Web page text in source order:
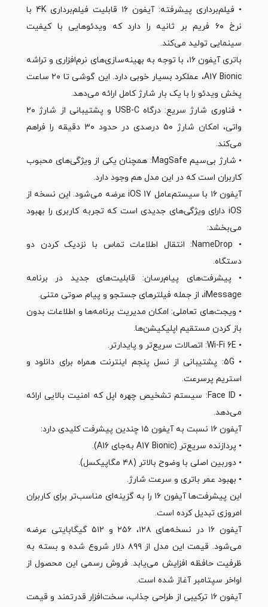
• فیلم‌برداری پیشرفته: آیفون ۱۶ قابلیت فیلم‌برداری 4K با
نرخ ۶۰ فریم بر ثانیه را دارد که ویدئوهایی با کیفیت
سینمایی تولید می‌کند.
باتری آیفون ۱۶، با توجه به بهینه‌سازی‌های نرم‌افزاری و تراشه
A17 Bionic، عملکرد بسیار خوبی دارد. این گوشی تا ۲۰ ساعت
پخش ویدئو را با یک بار شارژ کامل ارائه می‌دهد.
• فناوری شارژ سریع: درگاه USB-C و پشتیبانی از شارژ ۲۰
واتی، امکان شارژ ۵۰ درصدی در حدود ۳۰ دقیقه را فراهم
می‌کند.
• شارژ بی‌سیم MagSafe: همچنان یکی از ویژگی‌های محبوب
کاربران است که در این مدل هم وجود دارد.
آیفون ۱۶ با سیستم‌عامل iOS 17 عرضه می‌شود. این نسخه از
iOS دارای ویژگی‌های جدیدی است که تجربه کاربری را بهبود
می‌بخشد:
• NameDrop: انتقال اطلاعات تماس با نزدیک کردن دو
دستگاه.
• پیشرفت‌های پیام‌رسان: قابلیت‌های جدید در برنامه
iMessage، از جمله فیلترهای جستجو و پیام صوتی متنی.
• ویجت‌های تعاملی: امکان مدیریت برنامه‌ها و اطلاعات بدون
باز کردن مستقیم اپلیکیشن‌ها.
• Wi-Fi 6E: اتصالات سریع‌تر و پایدارتر.
• 5G: پشتیبانی از نسل پنجم اینترنت همراه برای دانلود و
استریم پرسرعت.
• Face ID: سیستم تشخیص چهره اپل که امنیت بالایی ارائه
می‌دهد.
آیفون ۱۶ نسبت به آیفون ۱۵ چندین پیشرفت کلیدی دارد:
• پردازنده سریع‌تر (A17 Bionic به‌جای A16).
• دوربین اصلی با وضوح بالاتر (۴۸ مگاپیکسل).
• بهبود عمر باتری و سرعت شارژ.
این پیشرفت‌ها آیفون ۱۶ را به گزینه‌ای مناسب‌تر برای کاربران
امروزی تبدیل کرده است.
آیفون ۱۶ در نسخه‌های ۱۲۸، ۲۵۶ و ۵۱۲ گیگابایتی عرضه
می‌شود. قیمت این مدل از ۸۹۹ دلار شروع شده و بسته به
ظرفیت حافظه افزایش می‌یابد. فروش رسمی این محصول از
اواخر سپتامبر آغاز شده است.
آیفون ۱۶ ترکیبی از طراحی جذاب، سخت‌افزار قدرتمند و قیمت